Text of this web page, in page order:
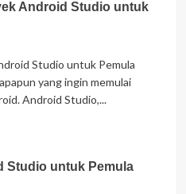
Android Studio untuk
Studio untuk Pemula
yang ingin memulai
Android Studio,...
Studio untuk Pemula